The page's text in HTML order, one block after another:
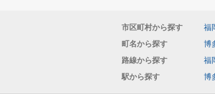
市区町村から探す 福
町名から探す
博
路線から探す
福
駅から探す
博